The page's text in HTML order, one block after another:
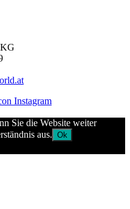
Sie die Website weiter
aus. Ok